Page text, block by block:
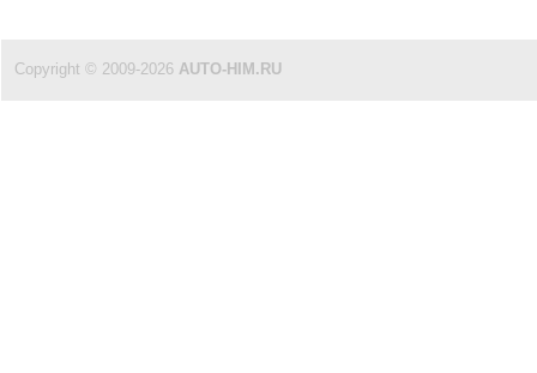
Copyright © 2009-2026 AUTO-HIM.RU